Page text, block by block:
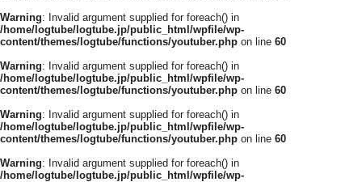
Warning: Invalid argument supplied for foreach() in
/home/logtube/logtube.jp/public_html/wpfile/wp-
content/themes/logtube/functions/youtuber.php on line 60
Warning: Invalid argument supplied for foreach() in
/home/logtube/logtube.jp/public_html/wpfile/wp-
content/themes/logtube/functions/youtuber.php on line 60
Warning: Invalid argument supplied for foreach() in
/home/logtube/logtube.jp/public_html/wpfile/wp-
content/themes/logtube/functions/youtuber.php on line 60
Warning: Invalid argument supplied for foreach() in
/home/logtube/logtube.jp/public_html/wpfile/wp-